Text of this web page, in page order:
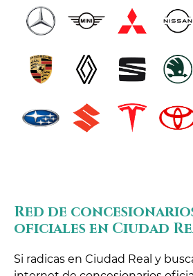
Red de
oficiales en Ciudad
Si radicas en Ciudad Real y